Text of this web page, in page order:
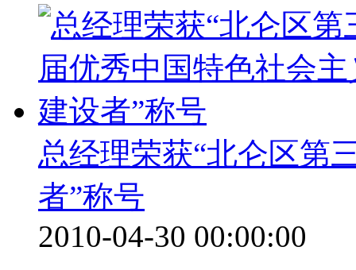
总经理荣获“北仑区第
者”称号
2010-04-30 00:00:00